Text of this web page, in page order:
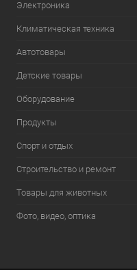
Электроника
Климатическая техника
Автотовары
Детские товары
Оборудование
Продукты
Спорт и отдых
Строительство и ремонт
Товары для животных
Фото, видео, оптика